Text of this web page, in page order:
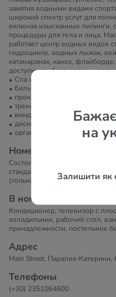
на
Залишити як
занятия водными видами
широкий спектр услуг для
включая изысканные пилинги,
процедуры для тела и лица.
работает центр водных видов
гидроцикле, водных лыжах,
катамаранах, каноэ,
доступны рыбная ловля и
Спа или велнес-центр
бильярд
прокат велосипедов
тренажерный зал
виндсерфинг
диско-клуб
организация экскурсий
Номера
Состоит из 18 двухэтажных
стандартный двухместный,
(только для взрослых), люкс,
В номерах
Кондиционер, телевизор с
холодильник, рабочий стол,
принадлежности, постельное
Адрес
Main Street, Паралия-Катерини,
Телефоны
(+30) 2351064600